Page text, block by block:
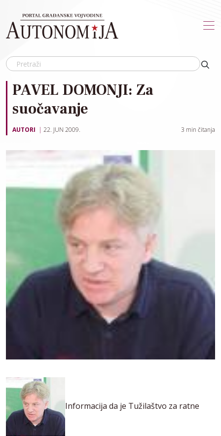
PAVEL DOMONJI: Za
suočavanje
AUTORI 22. JUN 2009. 3 min čitanja
Informacija da je Tužilaštvo za ratne